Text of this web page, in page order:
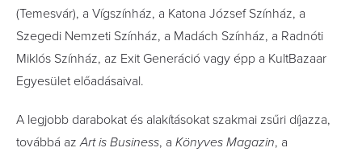
(Temesvár), a Vígszínház, a Katona József Színház, a
Szegedi Nemzeti Színház, a Madách Színház, a Radnóti
Miklós Színház, az Exit Generáció vagy épp a KultBazaar
Egyesület előadásaival.
A legjobb darabokat és alakításokat szakmai zsűri díjazza,
továbbá azArt is Business, a Könyves Magazin, a